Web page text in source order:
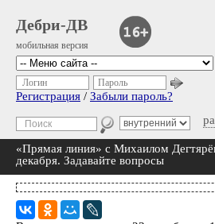
Дебри-ДВ
мобильная версия
Логин Пароль
Регистрация / Забыли пароль?
«Прямая линия» с Михаилом
декабря. Задавайте вопросы